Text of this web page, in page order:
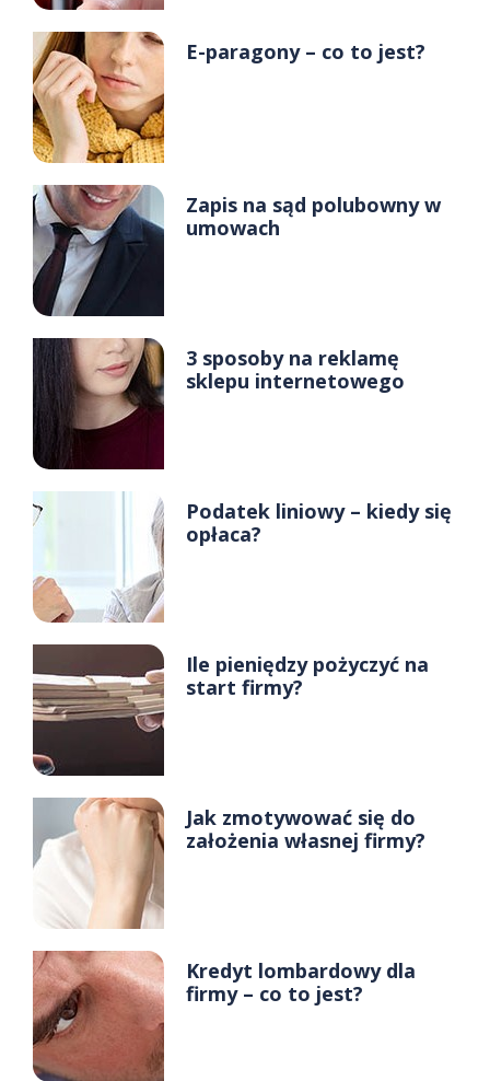
E-paragony – co to jest?
Zapis na sąd polubowny w
umowach
3 sposoby na reklamę
sklepu internetowego
Podatek liniowy – kiedy się
opłaca?
Ile pieniędzy pożyczyć na
start firmy?
Jak zmotywować się do
założenia własnej firmy?
Kredyt lombardowy dla
firmy – co to jest?